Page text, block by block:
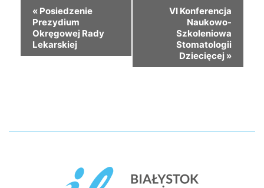
« Posiedzenie
Prezydium
Okręgowej Rady
Lekarskiej
VI Konferencja
Naukowo-
Szkoleniowa
Stomatologii
Dziecięcej »